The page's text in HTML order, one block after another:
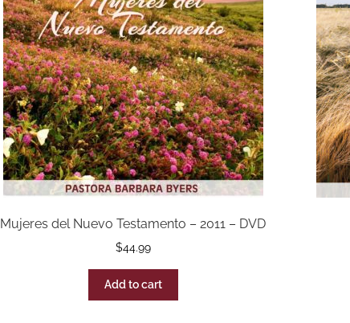
Mujeres del Nuevo Testamento – 2011 – DVD
$44.99
Add to cart